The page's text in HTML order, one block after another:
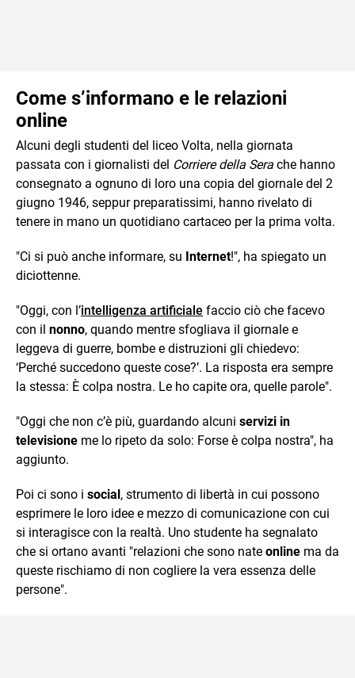
Come s’informano e le relazioni
online
Alcuni degli studenti del liceo Volta, nella giornata
passata con i giornalisti del Corriere della Sera che hanno
consegnato a ognuno di loro una copia del giornale del 2
giugno 1946, seppur preparatissimi, hanno rivelato di
tenere in mano un quotidiano cartaceo per la prima volta.
"Ci si può anche informare, su Internet!", ha spiegato un
diciottenne.
"Oggi, con l’intelligenza artificiale faccio ciò che facevo
con il nonno, quando mentre sfogliava il giornale e
leggeva di guerre, bombe e distruzioni gli chiedevo:
‘Perché succedono queste cose?’. La risposta era sempre
la stessa: È colpa nostra. Le ho capite ora, quelle parole".
"Oggi che non c’è più, guardando alcuni servizi in
televisione me lo ripeto da solo: Forse è colpa nostra", ha
aggiunto.
Poi ci sono i social, strumento di libertà in cui possono
esprimere le loro idee e mezzo di comunicazione con cui
si interagisce con la realtà. Uno studente ha segnalato
che si ortano avanti "relazioni che sono nate online ma da
queste rischiamo di non cogliere la vera essenza delle
persone".